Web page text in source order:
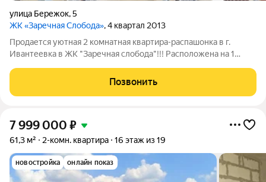
улица Бережок,5
ЖК «Заречная Слобода», 4 квартал 2013
Продается уютная 2 комнатная квартира-распашонка в г.
Ивантеевка в ЖК "Заречная слобода"!!! Расположена на 1
площадь квартиры 51.5 м2. комнаты изолированные 17 10 м2.
Кухня 9 м2. Санузел раздельный,
Позвонить
7 999 000 ₽
61,3 м² 2-комн. квартира 16 этаж из 19
новостройка онлайн показ